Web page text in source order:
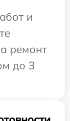
и
ремонт
до 3